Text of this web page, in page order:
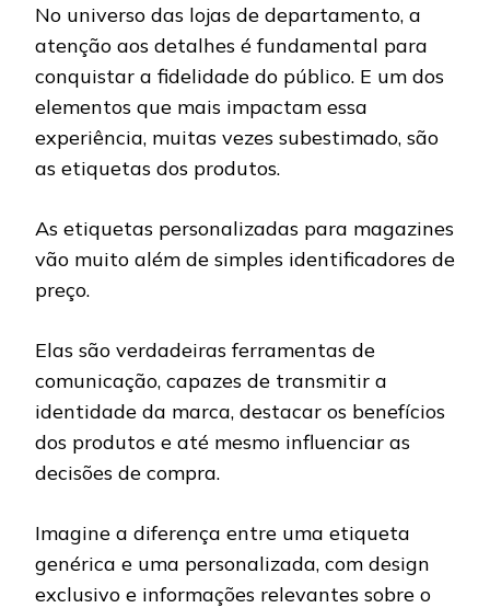
No universo das lojas de departamento, a
atenção aos detalhes é fundamental para
conquistar a fidelidade do público. E um dos
elementos que mais impactam essa
experiência, muitas vezes subestimado, são
as etiquetas dos produtos.
As etiquetas personalizadas para magazines
vão muito além de simples identificadores de
preço.
Elas são verdadeiras ferramentas de
comunicação, capazes de transmitir a
identidade da marca, destacar os benefícios
dos produtos e até mesmo influenciar as
decisões de compra.
Imagine a diferença entre uma etiqueta
genérica e uma personalizada, com design
exclusivo e informações relevantes sobre o